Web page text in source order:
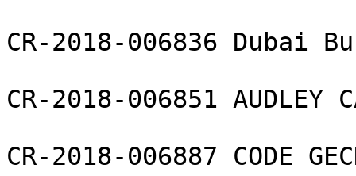
CR-2018-006836 Dubai
CR-2018-006851 AUDLEY
CR-2018-006887 CODE